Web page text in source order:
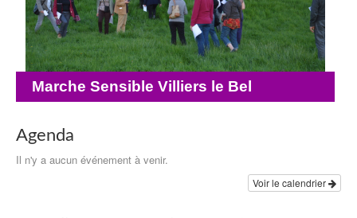
Marche Sensible Villiers le Bel
Agenda
Il n'y a aucun événement à venir.
Voir le calendrier